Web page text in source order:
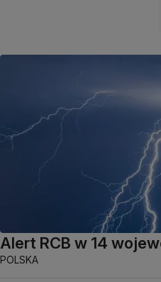
Alert RCB w 14
POLSKA